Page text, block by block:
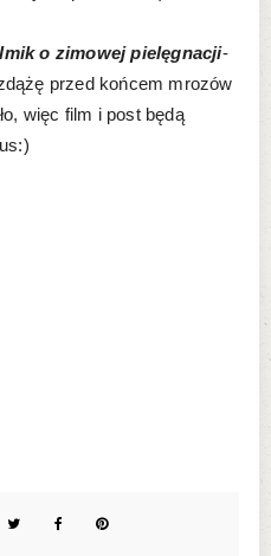
o zimowej pielęgnacji-
przed końcem mrozów
więc film i post będą